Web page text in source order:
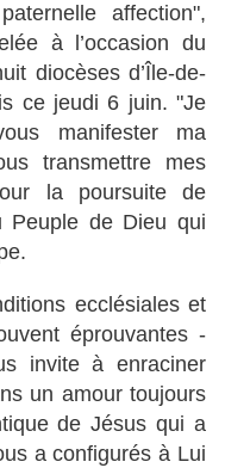
affection",
à l’occasion du
diocèses d’Île-de-
ce jeudi 6 juin. "Je
manifester ma
transmettre mes
la poursuite de
Peuple de Dieu qui
ecclésiales et
éprouvantes -
invite à enraciner
un amour toujours
de Jésus qui a
a configurés à Lui